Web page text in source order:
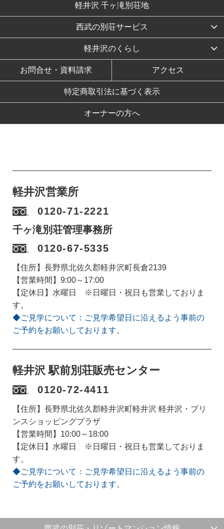
軽井沢 千ヶ滝別荘地
西武の別荘サービス
軽井沢のくらし
お問合せ・資料請求 アクセス
特定商取引法に基づく表示
オーナーの方へ
軽井沢営業所
0120-71-2221
千ヶ滝別荘管理事務所
0120-67-5335
【住所】長野県北佐久郡軽井沢町長倉2139
【営業時間】9:00～17:00
【定休日】水曜日 ※日曜日・祝日も営業しておりま
す。
◆ご見学について：ご見学希望日に沿えるよう事前の
ご予約をお願いしております。
軽井沢 駅前別荘販売センター
0120-72-4411
【住所】長野県北佐久郡軽井沢町軽井沢 軽井沢・プリ
ンスショッピングプラザ
【営業時間】10:00～18:00
【定休日】水曜日 ※日曜日・祝日も営業しておりま
す。
◆ご見学について：ご見学希望日に沿えるよう事前の
ご予約をお願いしております。